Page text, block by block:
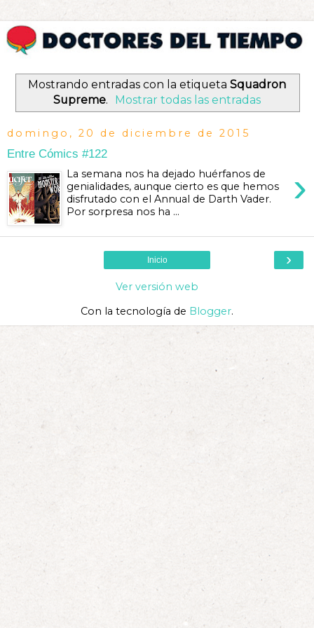
Mostrando entradas con la etiqueta Squadron
Supreme. Mostrar todas las entradas
domingo, 20 de diciembre de 2015
Entre Cómics #122
›
La semana nos ha dejado huérfanos de
genialidades, aunque cierto es que hemos
disfrutado con el Annual de Darth Vader.
Por sorpresa nos ha ...
›
Inicio
Ver versión web
Con la tecnología de Blogger.